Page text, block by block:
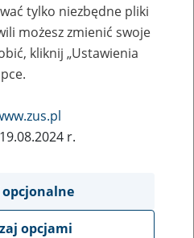
- zakładanie profili
firmy
tylko niezbędne pliki
możesz zmienić swoje
kliknij „Ustawienia
r.
opcjonalne
opcjami